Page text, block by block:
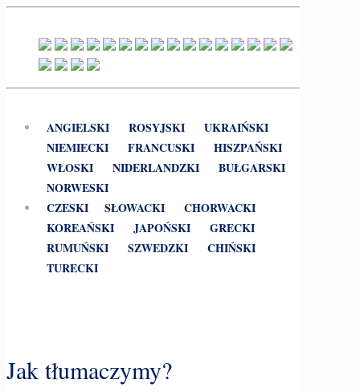
ANGIELSKI ROSYJSKI
UKRAIŃSKI
NIEMIECKI
FRANCUSKI
HISZPAŃSKI
WŁOSKI
NIDERLANDZKI
BUŁGARSKI
NORWESKI
CZESKI
SŁOWACKI
CHORWACKI
KOREAŃSKI
JAPOŃSKI
GRECKI
RUMUŃSKI
SZWEDZKI
CHIŃSKI
TURECKI
Jak tłumaczymy?